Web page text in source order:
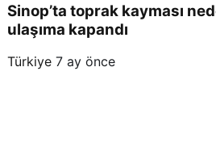
Sinop’ta toprak kayması
ulaşıma kapandı
Türkiye 7 ay önce